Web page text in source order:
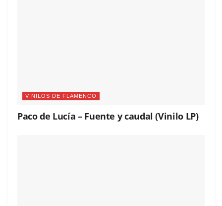
VINILOS DE FLAMENCO
Paco de Lucía – Fuente y caudal (Vinilo LP)